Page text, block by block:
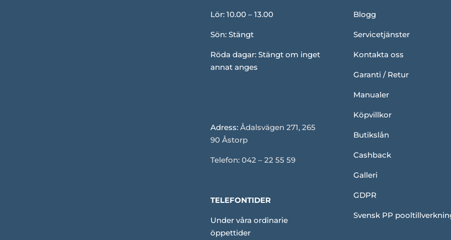
Lör: 10.00 – 13.00
Sön: Stängt
Röda dagar: Stängt om inget
annat anges
Adress: Ådalsvägen 271, 265
90 Åstorp
Telefon: 042 – 22 55 59
TELEFONTIDER
Under våra ordinarie
öppettider
Blogg
Servicetjänster
Kontakta oss
Garanti / Retur
Manualer
Köpvillkor
Butikslån
Cashback
Galleri
GDPR
Svensk PP